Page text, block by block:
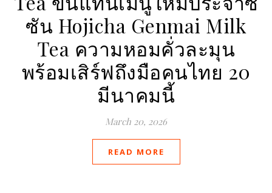
ซัน Hojicha Genmai Milk
Tea ความหอมคั่วละมุน
พร้อมเสิร์ฟถึงมือคนไทย 20
มีนาคมนี้
March 20, 2026
READ MORE